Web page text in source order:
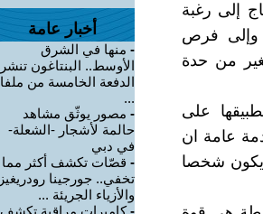
إلى رغبة
وإلى فرص
من حدة
على
عامة ان
يكون شخصا
أخبار عامة
- منها في الشرق
الأوسط.. البنتاغون تنشر
الدفعة الخامسة من ملفا
...
- مصور يوثّق مشاهد
حالمة لأشجار -الشعلة-
في دبي
- قصّات تكشف أكثر مما
تخفي.. جورجينا رودريغيز
والأزياء الجريئة ...
-كاميرات مراقبة تكشف